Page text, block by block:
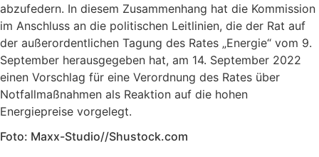
abzufedern. In diesem Zusammenhang hat die Kommission
im Anschluss an die politischen Leitlinien, die der Rat auf
der außerordentlichen Tagung des Rates „Energie“ vom 9.
September herausgegeben hat, am 14. September 2022
einen Vorschlag für eine Verordnung des Rates über
Notfallmaßnahmen als Reaktion auf die hohen
Energiepreise vorgelegt.
Foto: Maxx-Studio//Shustock.com